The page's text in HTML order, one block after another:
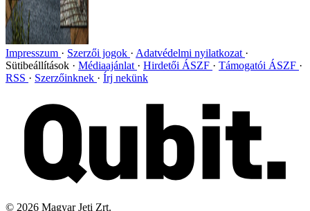
Impresszum Szerzői jogok
Adatvédelmi nyilatkozat
Sütibeállítások
Médiaajánlat Hirdetői ÁSZF
Támogatói ÁSZF
RSS
Szerzőinknek Írj nekünk
© 2026 Magyar Jeti Zrt.